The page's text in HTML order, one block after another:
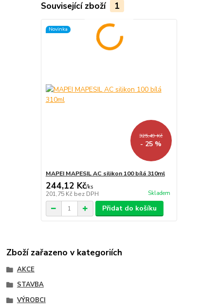
Související zboží 1
Novinka
325,49 Kč
- 25 %
MAPEI MAPESIL AC silikon 100 bílá 310ml
244,12 Kč/ks
201,75 Kč bez DPH Skladem
Přidat do košíku
Zboží zařazeno v kategoriích
AKCE
STAVBA
VÝROBCI